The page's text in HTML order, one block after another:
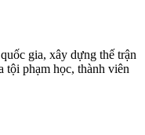
gia, xây dựng thế trận
tội phạm học, thành viên